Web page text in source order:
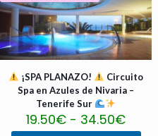
¡SPA PLANAZO!
Circuito
Spa en Azules de Nivaria –
Tenerife Sur
19.50€ - 34.50€Rango
de